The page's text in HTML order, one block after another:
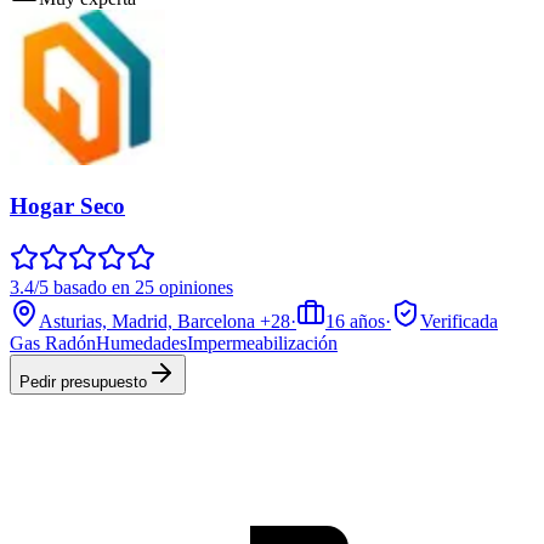
Hogar Seco
3.4/5 basado en 25 opiniones
Asturias, Madrid, Barcelona +28· 16 años·
Verificada
Gas RadónHumedadesImpermeabilización
Pedir presupuesto